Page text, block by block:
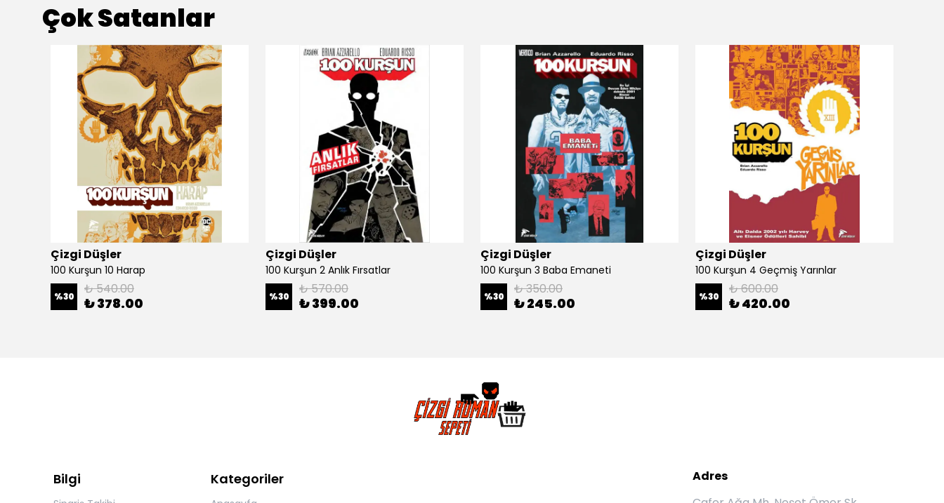
Çok Satanlar
Çizgi Düşler
100 Kurşun 10 Harap
%30 ₺ 540.00
₺ 378.00
Çizgi Düşler
100 Kurşun 2 Anlık Fırsatlar
%30 ₺ 570.00
₺ 399.00
Çizgi Düşler
100 Kurşun 3 Baba Emaneti
%30 ₺ 350.00
₺ 245.00
Çizgi Düşler
100 Kurşun 4 Geçmiş Yarınlar
%30 ₺ 600.00
₺ 420.00
Bilgi Kategoriler
Adres